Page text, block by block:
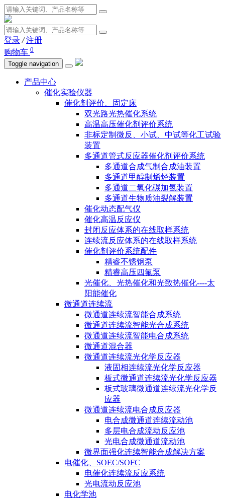
登录 / 注册
购物车 0
Toggle navigation
产品中心
催化实验仪器
催化剂评价、固定床
双光路光热催化系统
高温高压催化剂评价系统
非标定制微反、小试、中试等化工试验
装置
多通道管式反应器催化剂评价系统
多通道合成气制合成油装置
多通道甲醇制烯烃装置
多通道二氧化碳加氢装置
多通道生物质油裂解装置
催化动态配气仪
催化高温反应仪
封闭反应体系的在线取样系统
连续流反应体系的在线取样系统
催化剂评价系统配件
精睿不锈钢泵
精睿高压四氟泵
光催化、光热催化和光致热催化----太
阳能催化
微通道连续流
微通道连续流智能合成系统
微通道连续流智能光合成系统
微通道连续流智能电合成系统
微通道混合器
微通道连续流光化学反应器
液固相连续流光化学反应器
板式微通道连续流光化学反应器
板式玻璃微通道连续流光化学反
应器
微通道连续流电合成反应器
电合成微通道连续流动池
多层电合成流动反应池
光电合成微通道流动池
微界面强化连续智能合成解决方案
电催化、SOEC/SOFC
电催化连续流反应系统
光电流动反应池
电化学池